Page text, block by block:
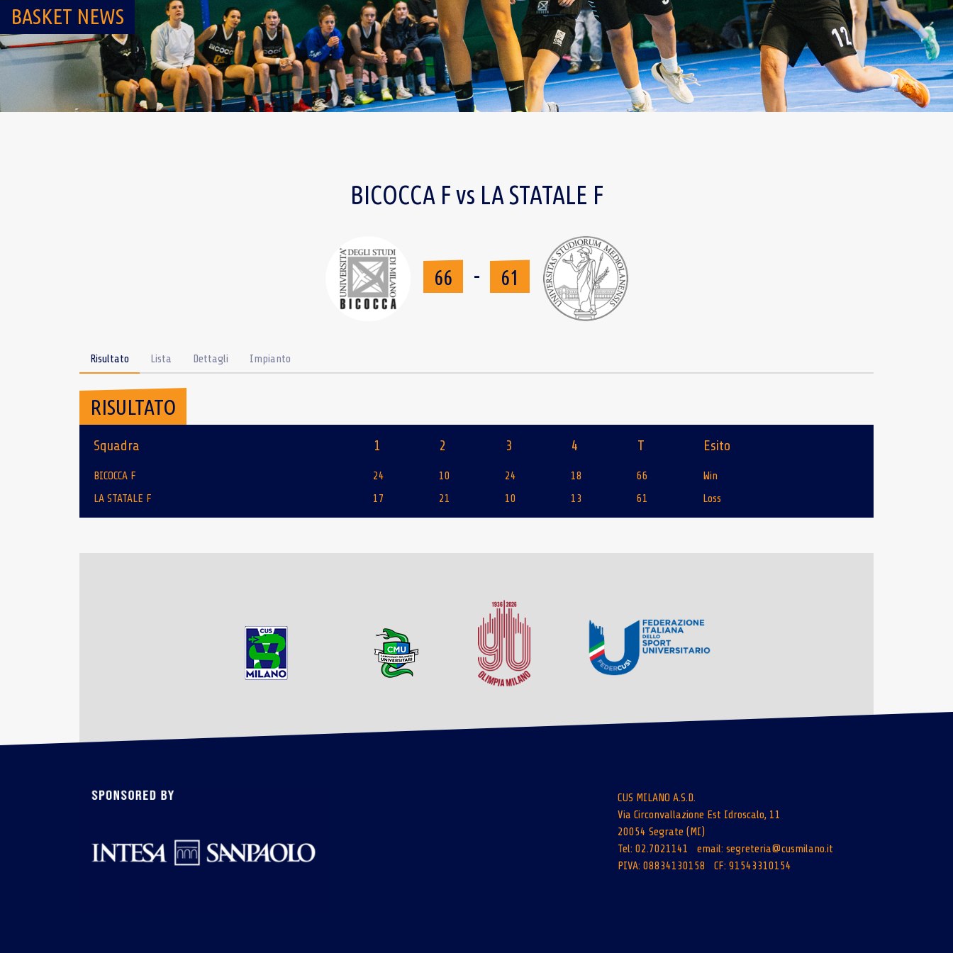
BASKET NEWS
BICOCCA F vs LA STATALE F
66 - 61
Risultato Lista Dettagli Impianto
RISULTATO
Squadra 1 2 3 4 T Esito
BICOCCA F 24 10 24 18 66
Win
LA STATALE F
17 21 10 13 61 Loss
CUS MILANO A.S.D.
Via Circonvallazione Est Idroscalo, 11
20054 Segrate (MI)
Tel: 02.7021141 email: segreteria@cusmilano.it
PIVA: 08834130158 CF: 91543310154